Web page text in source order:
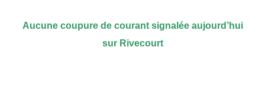
Aucune coupure de courant signalée aujourd’hui
sur Rivecourt